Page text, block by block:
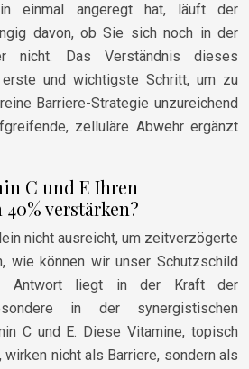
einmal angeregt hat, läuft der
davon, ob Sie sich noch in der
nicht. Das Verständnis dieses
und wichtigste Schritt, um zu
Barriere-Strategie unzureichend
zelluläre Abwehr ergänzt
C und E Ihren
verstärken?
nicht ausreicht, um zeitverzögerte
wie können wir unser Schutzschild
Antwort liegt in der Kraft der
in der synergistischen
C und E. Diese Vitamine, topisch
nicht als Barriere, sondern als